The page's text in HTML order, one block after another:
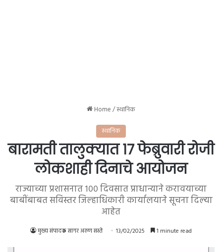
Home/स्थानिक
स्थानिक
बारामती तालुक्यात १७ फेब्रुवारी रोजी
लोकशाही दिनाचे आयोजन
राज्याच्या प्रशासनात १०० दिवसात प्राधान्याने करावयाच्या
बाबींबाबत सविस्तर जिल्हाधिकारी कार्यालयाने सूचना दिल्या
आहेत
मुख्य संपादक सागर अरुण सस्ते 13/02/2025 1 minute read